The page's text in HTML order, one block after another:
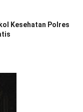
Kesehatan Polres